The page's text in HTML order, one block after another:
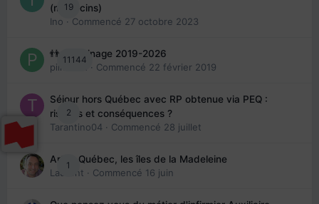
19
(médecins)
Ino · Commencé 27 octobre 2023
11144
👬 Parrainage 2019-2026
piinoush
· Commencé 22 février 2019
2
Séjour hors Québec avec RP obtenue via PEQ :
risques et conséquences ?
Tarantino04 · Commencé 28 juillet
1
Arte : Québec, les îles de la Madeleine
Laurent · Commencé 16 juin